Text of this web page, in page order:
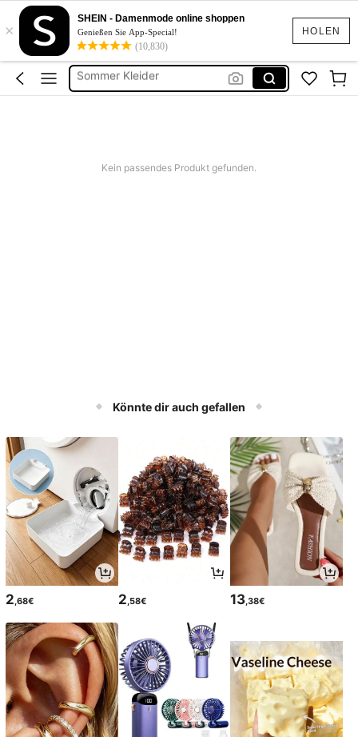
HOLEN
×
SHEIN - Damenmode online shoppen
Genießen Sie App-Special!
(10,830)
Kleid Damen
Kleider
Sommer Kleider
Sommerkleider Für Damen
Kein passendes Produkt gefunden.
Könnte dir auch gefallen
2 ,68€ 2 ,58€ 13 ,38€